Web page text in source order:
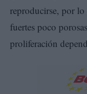
reproducirse, por lo
fuertes poco
proliferación